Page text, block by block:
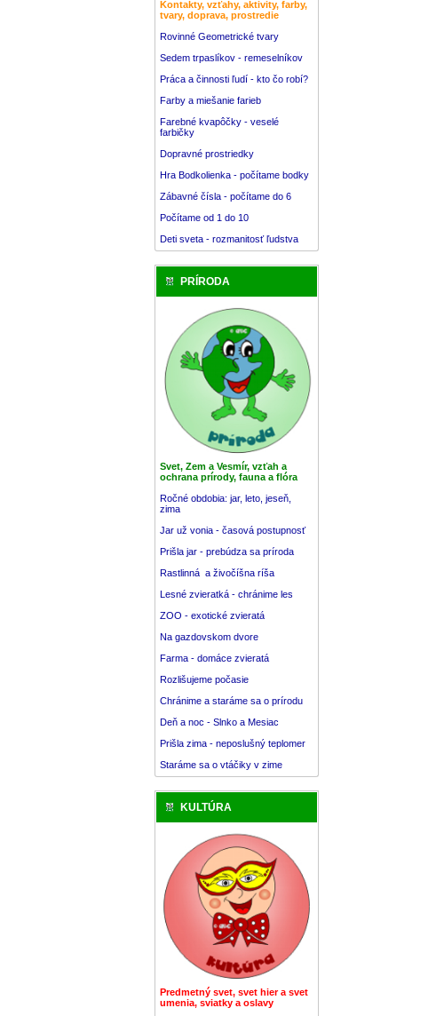
Kontakty, vzťahy, aktivity, farby,
tvary, doprava, prostredie
Rovinné Geometrické tvary
Sedem trpaslíkov - remeselníkov
Práca a činnosti ľudí - kto čo robí?
Farby a miešanie farieb
Farebné kvapôčky - veselé
farbičky
Dopravné prostriedky
Hra Bodkolienka - počítame bodky
Zábavné čísla - počítame do 6
Počítame od 1 do 10
Deti sveta - rozmanitosť ľudstva
PRÍRODA
Svet, Zem a Vesmír, vzťah a
ochrana prírody, fauna a flóra
Ročné obdobia: jar, leto, jeseň,
zima
Jar už vonia - časová postupnosť
Prišla jar - prebúdza sa príroda
Rastlinná a živočíšna ríša
Lesné zvieratká - chránime les
ZOO - exotické zvieratá
Na gazdovskom dvore
Farma - domáce zvieratá
Rozlišujeme počasie
Chránime a staráme sa o prírodu
Deň a noc - Slnko a Mesiac
Prišla zima - neposlušný teplomer
Staráme sa o vtáčiky v zime
KULTÚRA
Predmetný svet, svet hier a svet
umenia, sviatky a oslavy